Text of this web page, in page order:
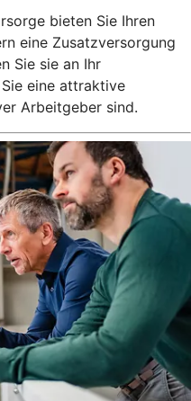
bieten Sie Ihren
eine Zusatzversorgung
Sie sie an Ihr
eine attraktive
Arbeitgeber sind.